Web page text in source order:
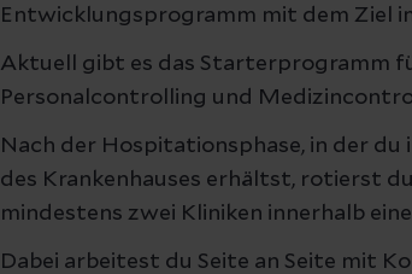
Entwicklungsprogramm mit dem Ziel
Aktuell gibt es das Starterprogramm
Personalcontrolling und
Nach der Hospitationsphase, in der du
des Krankenhauses erhältst, rotierst
mindestens zwei Kliniken innerhalb
Dabei arbeitest du Seite an Seite mit